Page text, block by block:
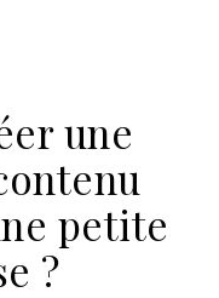
une
petite
?